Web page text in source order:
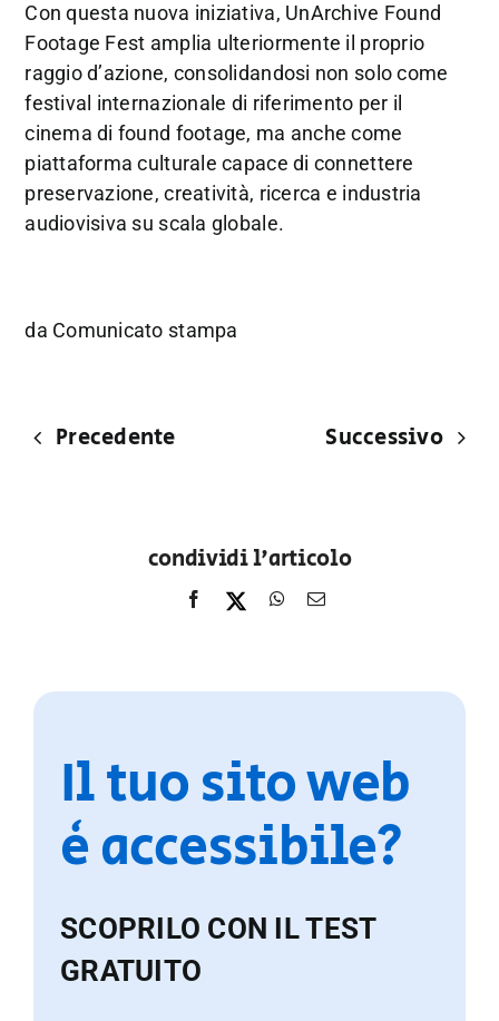
Con questa nuova iniziativa, UnArchive Found
Footage Fest amplia ulteriormente il proprio
raggio d’azione, consolidandosi non solo come
festival internazionale di riferimento per il
cinema di found footage, ma anche come
piattaforma culturale capace di connettere
preservazione, creatività, ricerca e industria
audiovisiva su scala globale.
da Comunicato stampa
Precedente Successivo
condividi l'articolo
Il tuo sito web
è accessibile?
SCOPRILO CON IL TEST
GRATUITO